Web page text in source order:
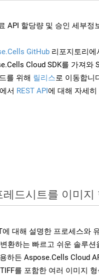
API 할당량 및 승인 세부정
GitHub 리포지토리에
Cloud SDK를 가져와
를 위해 릴리스로 이동합니
에서 REST API에 대해 자세히
레드시트를 이미
대해 설명한 프로세스와
환하는 빠르고 쉬운 솔루션
하든 Aspose.Cells Cloud
TIFF를 포함한 여러 이미지